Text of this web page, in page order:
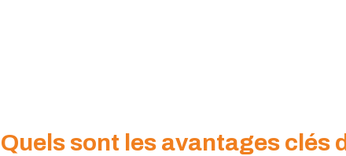
Quels sont les avantages clés d